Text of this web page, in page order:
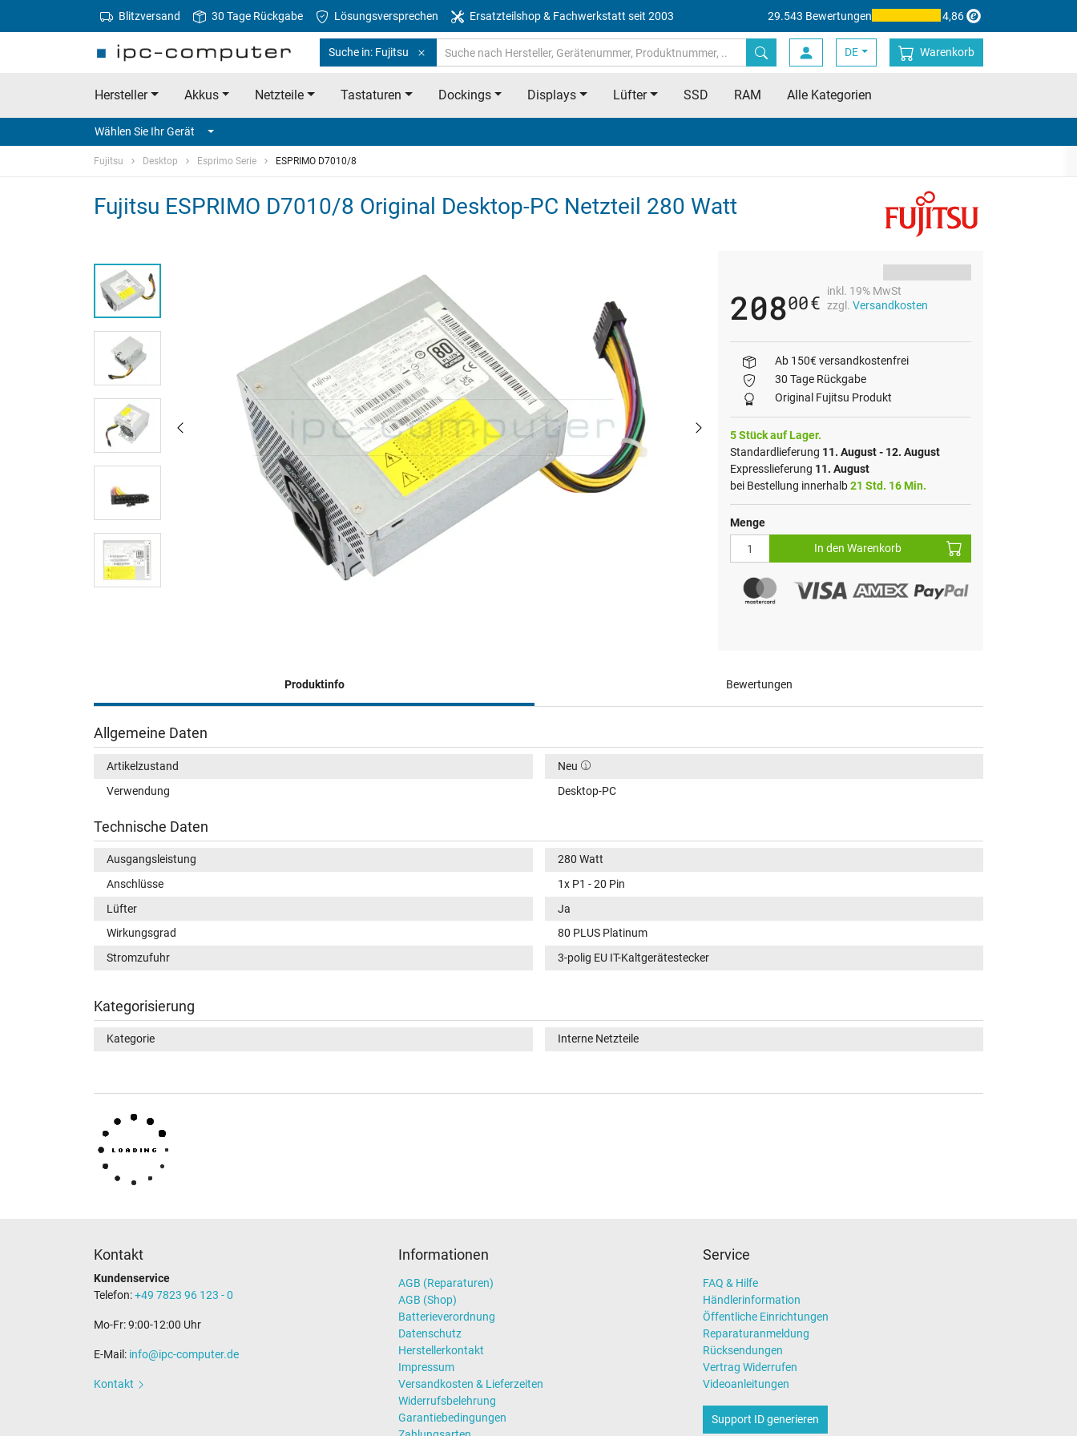
Blitzversand 30 Tage Rückgabe Lösungsversprechen Ersatzteilshop & Fachwerkstatt seit 2003 29.543 Bewertungen 4,86
Suche in: Fujitsu DE Warenkorb
Hersteller Akkus Netzteile Tastaturen Dockings Displays Lüfter SSD RAM Alle Kategorien
Wählen Sie Ihr Gerät
Fujitsu Desktop Esprimo Serie ESPRIMO D7010/8
Fujitsu ESPRIMO D7010/8 Original Desktop-PC Netzteil 280 Watt
20800€
inkl. 19% MwSt
zzgl. Versandkosten
Ab 150€ versandkostenfrei
30 Tage Rückgabe
Original Fujitsu Produkt
5 Stück auf Lager.
Standardlieferung 11. August - 12. August
Expresslieferung 11. August
bei Bestellung innerhalb21 Std. 16 Min.
Menge
In den Warenkorb
Produktinfo Bewertungen
Allgemeine Daten
Artikelzustand
Neu
Verwendung
Desktop-PC
Technische Daten
Ausgangsleistung
280 Watt
Anschlüsse
1x P1 - 20 Pin
Lüfter
Ja
Wirkungsgrad
80 PLUS Platinum
Stromzufuhr
3-polig EU IT-Kaltgerätestecker
Kategorisierung
Kategorie Interne Netzteile
Kontakt
Kundenservice
Telefon:+49 7823 96 123 - 0
Mo-Fr: 9:00-12:00 Uhr
E-Mail: info@ipc-computer.de
Kontakt
Informationen
AGB (Reparaturen)
AGB (Shop)
Batterieverordnung
Datenschutz
Herstellerkontakt
Impressum
Versandkosten & Lieferzeiten
Widerrufsbelehrung
Garantiebedingungen
Service
FAQ & Hilfe
Händlerinformation
Öffentliche Einrichtungen
Reparaturanmeldung
Rücksendungen
Vertrag Widerrufen
Videoanleitungen
Support ID generieren